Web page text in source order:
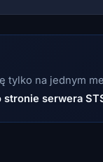
tylko na jednym
stronie serwera